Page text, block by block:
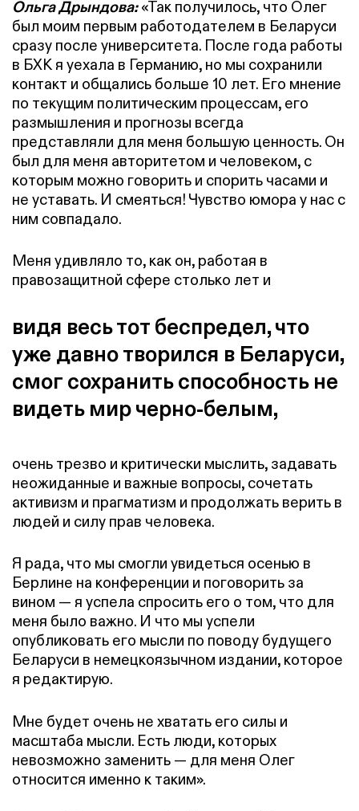
Ольга Дрындова:«Так получилось, что Олег
был моим первым работодателем в Беларуси
сразу после университета. После года работы
в БХК я уехала в Германию, но мы сохранили
контакт и общались больше 10 лет. Его мнение
по текущим политическим процессам, его
размышления и прогнозы всегда
представляли для меня большую ценность. Он
был для меня авторитетом и человеком, с
которым можно говорить и спорить часами и
не уставать. И смеяться! Чувство юмора у нас с
ним совпадало.
Меня удивляло то, как он, работая в
правозащитной сфере столько лет и
видя весь тот беспредел, что
уже давно творился в Беларуси,
смог сохранить способность не
видеть мир черно-белым,
очень трезво и критически мыслить, задавать
неожиданные и важные вопросы, сочетать
активизм и прагматизм и продолжать верить в
людей и силу прав человека.
Я рада, что мы смогли увидеться осенью в
Берлине на конференции и поговорить за
вином — я успела спросить его о том, что для
меня было важно. И что мы успели
опубликовать его мысли по поводу будущего
Беларуси в немецкоязычном издании, которое
я редактирую.
Мне будет очень не хватать его силы и
масштаба мысли. Есть люди, которых
невозможно заменить — для меня Олег
относится именно к таким».